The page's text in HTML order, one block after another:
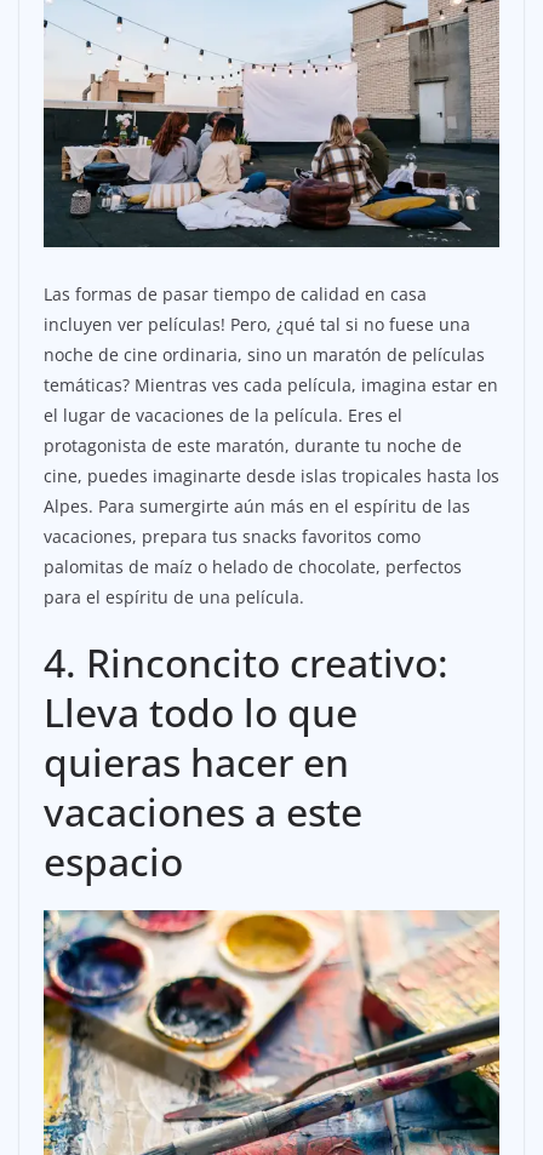
Las formas de pasar tiempo de calidad en casa
incluyen ver películas! Pero, ¿qué tal si no fuese una
noche de cine ordinaria, sino un maratón de películas
temáticas? Mientras ves cada película, imagina estar en
el lugar de vacaciones de la película. Eres el
protagonista de este maratón, durante tu noche de
cine, puedes imaginarte desde islas tropicales hasta los
Alpes. Para sumergirte aún más en el espíritu de las
vacaciones, prepara tus snacks favoritos como
palomitas de maíz o helado de chocolate, perfectos
para el espíritu de una película.
4. Rinconcito creativo:
Lleva todo lo que
quieras hacer en
vacaciones a este
espacio